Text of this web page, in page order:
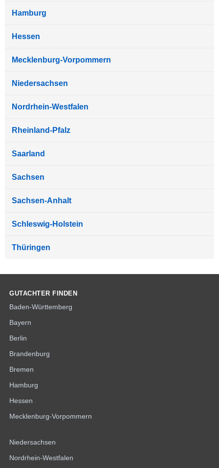
Hamburg
Hessen
Mecklenburg-Vorpommern
Niedersachsen
Nordrhein-Westfalen
Rheinland-Pfalz
Saarland
Sachsen
Sachsen-Anhalt
Schleswig-Holstein
Thüringen
GUTACHTER FINDEN
Baden-Württemberg
Bayern
Berlin
Brandenburg
Bremen
Hamburg
Hessen
Mecklenburg-Vorpommern
Niedersachsen
Nordrhein-Westfalen